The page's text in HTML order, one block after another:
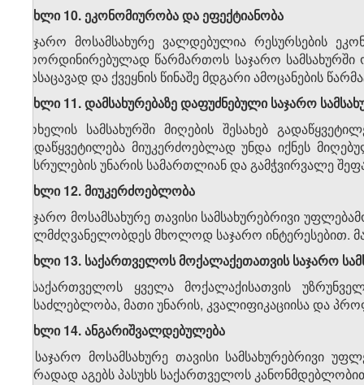
მუხლი 10. ეკონომიურობა და ეფექტიანობა
საჯარო მოსამსახურე ვალდებულია რესურსების
კოორდინირებულად წარმართოს საჯარო
დასაცავად და ქვეყნის წინაშე მდგარი ამოცანების
მუხლი 11. დამსახურებაზე დაფუძნებული საჯარო
მოხელის სამსახურში მიღების შესახებ
გადაწყვეტილება მიუკერძოებლად უნდა იქნეს
შესრულების უნარის სამართლიან და გამჭვირვალე
მუხლი 12. მიუკერძოებლობა
საჯარო მოსამსახურე თავისი სამსახურებრივი
ხელმძღვანელობდეს მხოლოდ საჯარო ინტერესებით.
მუხლი 13. საქართველოს მოქალაქეთათვის საჯარო
საქართველოს ყველა მოქალაქისათვის
შესაძლებლობა, მათი უნარის, კვალიფიკაციისა და
მუხლი 14. ანგარიშვალდებულება
საჯარო მოსამსახურე თავისი სამსახურებრივი
პირადად აგებს პასუხს საქართველოს